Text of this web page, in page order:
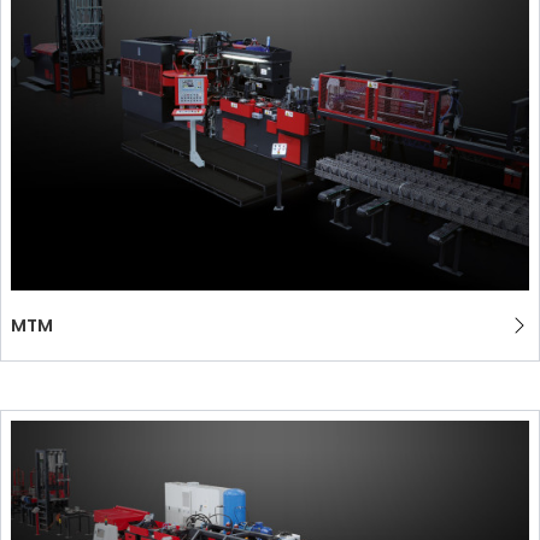
ZERTIFIZIERTE GEBRAUCHTANLAGE DER MEP GRUPPE
EFFECTIVE COMMUNICATION
MTM